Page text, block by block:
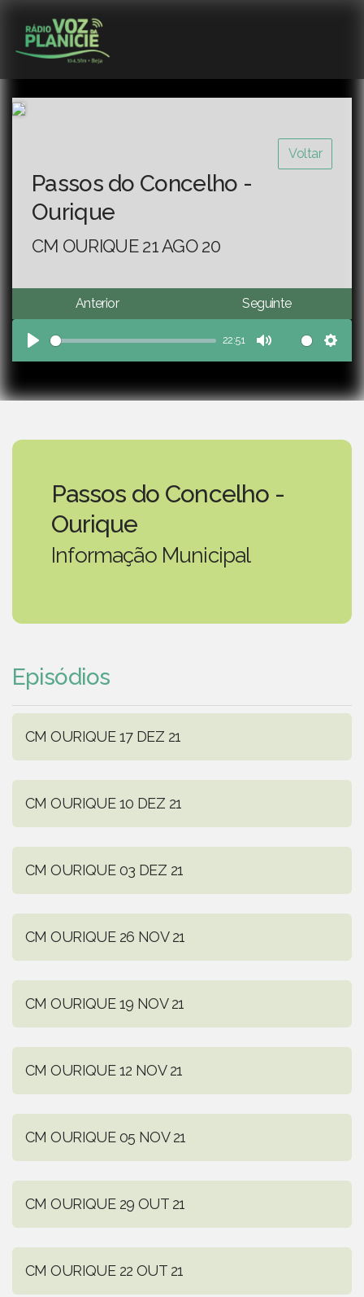
Voltar
Passos do Concelho -
Ourique
CM OURIQUE 21 AGO 20
Anterior Seguinte
Play
22:51
Mute
Passos do Concelho -
Ourique
Informação Municipal
Episódios
CM OURIQUE 17 DEZ 21
CM OURIQUE 10 DEZ 21
CM OURIQUE 03 DEZ 21
CM OURIQUE 26 NOV 21
CM OURIQUE 19 NOV 21
CM OURIQUE 12 NOV 21
CM OURIQUE 05 NOV 21
CM OURIQUE 29 OUT 21
CM OURIQUE 22 OUT 21